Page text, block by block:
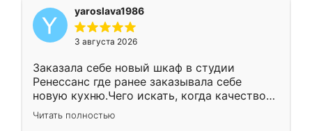
yaroslava1986
3 августа 2026
Заказала себе новый шкаф в студии
Ренессанс где ранее заказывала себе
новую кухню.Чего искать, когда качеством
вполне довольна. Служит кухня уже почти
два года, нареканий нет.
Читать полностью